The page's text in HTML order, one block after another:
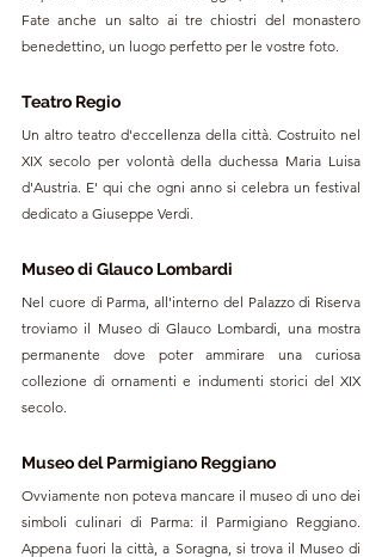
Fate anche un salto ai tre chiostri del monastero
benedettino, un luogo perfetto per le vostre foto.
Teatro Regio
Un altro teatro d'eccellenza della città. Costruito nel
XIX secolo per volontà della duchessa Maria Luisa
d'Austria. E' qui che ogni anno si celebra un festival
dedicato a Giuseppe Verdi.
Museo di Glauco Lombardi
Nel cuore di Parma, all'interno del Palazzo di Riserva
troviamo il Museo di Glauco Lombardi, una mostra
permanente dove poter ammirare una curiosa
collezione di ornamenti e indumenti storici del XIX
secolo.
Museo del Parmigiano Reggiano
Ovviamente non poteva mancare il museo di uno dei
simboli culinari di Parma: il Parmigiano Reggiano.
Appena fuori la città, a Soragna, si trova il Museo di